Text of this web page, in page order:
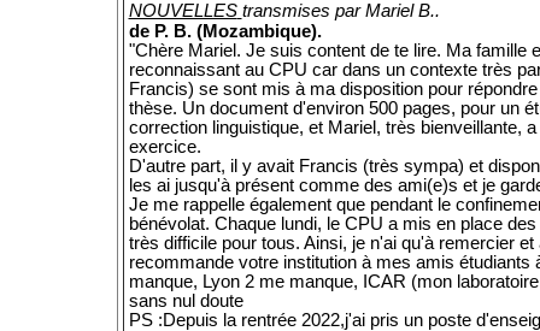
NOUVELLES transmises par Mariel B..
de P. B. (Mozambique).
"Chère Mariel. Je suis content de te lire. Ma
reconnaissant au CPU car dans un contexte très
Francis) se sont mis à ma disposition pour
thèse. Un document d'environ 500 pages, pour un
correction linguistique, et Mariel, très bienveillante,
exercice.
D'autre part, il y avait Francis (très sympa) et
les ai jusqu'à présent comme des ami(e)s et je
Je me rappelle également que pendant le
bénévolat. Chaque lundi, le CPU a mis en place
très difficile pour tous. Ainsi, je n'ai qu'à remercier
recommande votre institution à mes amis
manque, Lyon 2 me manque, ICAR (mon
sans nul doute
PS :Depuis la rentrée 2022,j'ai pris un poste